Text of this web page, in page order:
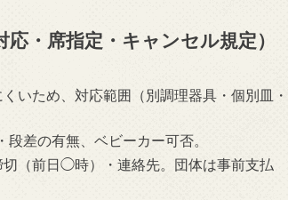
・席指定・キャンセル規定）
いため、対応範囲（別調理器具・個別皿・
差の有無、ベビーカー可否。
切（前日◯時）・連絡先。団体は事前支払